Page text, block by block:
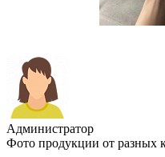
Администратор
Фото продукции от разных